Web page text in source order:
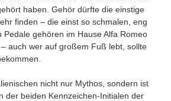
haben. Gehör dürfte die einstige
finden – die einst so schmalen, eng
Pedale gehören im Hause Alfa Romeo
auch wer auf großem Fuß lebt, sollte
nicht nur Mythos, sondern ist
der beiden Kennzeichen-Initialen der